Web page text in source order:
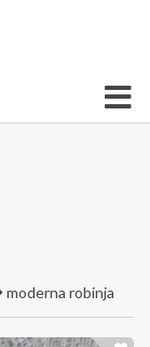
moderna robinja